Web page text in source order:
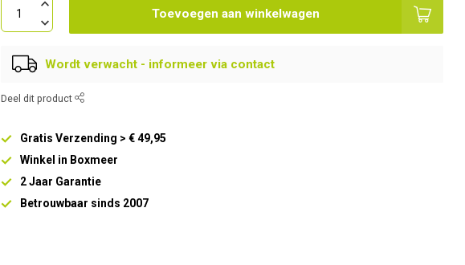
Toevoegen aan winkelwagen
Wordt verwacht - informeer via contact
Deel dit product
Gratis Verzending > € 49,95
Winkel in Boxmeer
2 Jaar Garantie
Betrouwbaar sinds 2007